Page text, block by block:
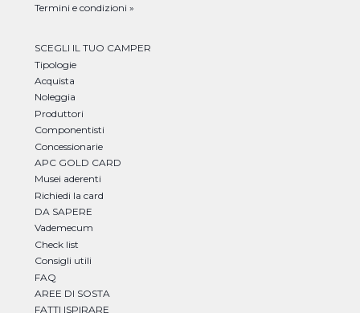
Termini e condizioni »
SCEGLI IL TUO CAMPER
Tipologie
Acquista
Noleggia
Produttori
Componentisti
Concessionarie
APC GOLD CARD
Musei aderenti
Richiedi la card
DA SAPERE
Vademecum
Check list
Consigli utili
FAQ
AREE DI SOSTA
FATTI ISPIRARE